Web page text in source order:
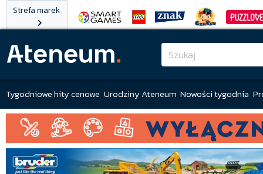
Strefa marek
Tygodniowe hity cenowe Urodziny Ateneum Nowości tygodnia